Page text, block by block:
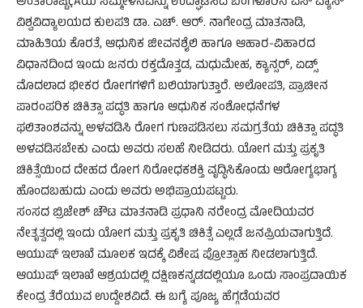
ವಿಶ್ವವಿದ್ಯಾಲಯದ ಕುಲಪತಿ ಡಾ. ಎಚ್. ಆರ್. ನಾಗೇಂದ್ರ ಮಾತನಾಡಿ,
ಮಾಹಿತಿಯ ಕೊರತೆ, ಆಧುನಿಕ ಜೀವನಶೈಲಿ ಹಾಗೂ ಆಹಾರ-ವಿಹಾರದ
ವಿಧಾನದಿಂದ ಇಂದು ಜನರು ರಕ್ತದೊತ್ತಡ, ಮಧುಮೇಹ, ಕ್ಯಾನ್ಸರ್, ಏಡ್ಸ್
ಮೊದಲಾದ ಭೀಕರ ರೋಗಗಳಿಗೆ ಬಲಿಯಾಗುತ್ತಾರೆ. ಅಲೋಪತಿ, ಪ್ರಾಚೀನ
ಪಾರಂಪರಿಕ ಚಿಕಿತ್ಸಾ ಪದ್ಧತಿ ಹಾಗೂ ಆಧುನಿಕ ಸಂಶೋಧನೆಗಳ
ಫಲಿತಾಂಶವನ್ನು ಅಳವಡಿಸಿ ರೋಗ ಗುಣಪಡಿಸಲು ಸಮಗ್ರತೆಯ ಚಿಕಿತ್ಸಾ ಪದ್ಧತಿ
ಅಳವಡಿಸಬೇಕು ಎಂದು ಅವರು ಸಲಹೆ ನೀಡಿದರು. ಯೋಗ ಮತ್ತು ಪ್ರಕೃತಿ
ಚಿಕಿತ್ಸೆಯಿಂದ ದೇಹದ ರೋಗ ನಿರೋಧಕಶಕ್ತಿ ವೃದ್ಧಿಸಿಕೊಂಡು ಆರೋಗ್ಯಭಾಗ್ಯ
ಹೊಂದಬಹುದು ಎಂದು ಅವರು ಅಭಿಪ್ರಾಯಪಟ್ಟರು.
ಸಂಸದ ಬ್ರಿಜೇಶ್ ಚೌಟ ಮಾತನಾಡಿ ಪ್ರಧಾನಿ ನರೇಂದ್ರ ಮೋದಿಯವರ
ನೇತೃತ್ವದಲ್ಲಿ ಇಂದು ಯೋಗ ಮತ್ತು ಪ್ರಕೃತಿ ಚಿಕಿತ್ಸೆ ಎಲ್ಲಡೆ ಜನಪ್ರಿಯವಾಗುತ್ತಿದೆ.
ಆಯುಷ್ ಇಲಾಖೆ ಮೂಲಕ ಇದಕ್ಕೆ ವಿಶೇಷ ಪ್ರೋತ್ಸಾಹ ನೀಡಲಾಗುತ್ತಿದೆ.
ಆಯುಷ್ ಇಲಾಖೆ ಆಶ್ರಯದಲ್ಲಿ ದಕ್ಷಿಣಕನ್ನಡದಲ್ಲಿಯೂ ಒಂದು ಸಾಂಪ್ರದಾಯಿಕ
ಕೇಂದ್ರ ತೆರೆಯುವ ಉದ್ದೇಶವಿದೆ. ಈ ಬಗ್ಯೆ ಪೂಜ್ಯ ಹೆಗ್ಗಡೆಯವರ